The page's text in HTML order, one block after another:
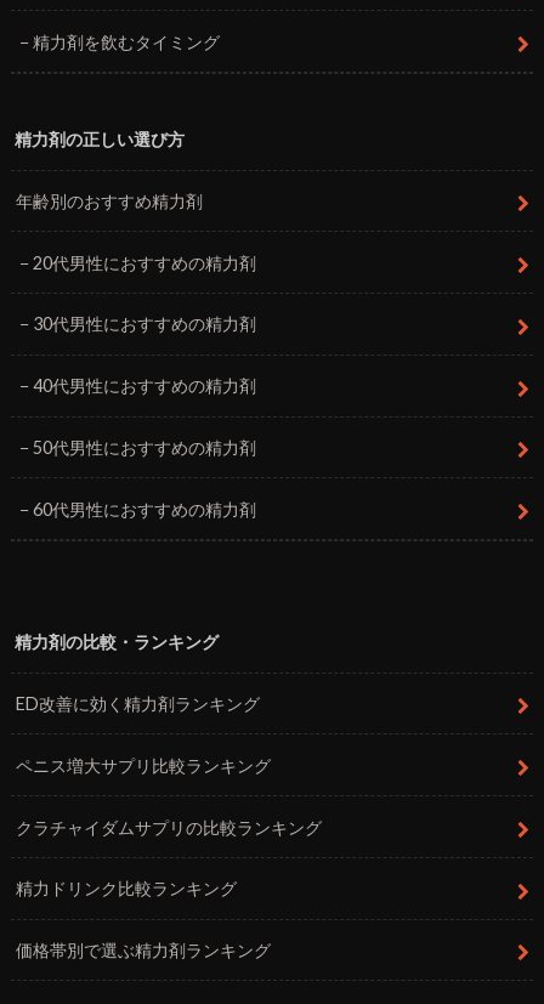
精力剤を飲むタイミング
精力剤の正しい選び方
年齢別のおすすめ精力剤
20代男性におすすめの精力剤
30代男性におすすめの精力剤
40代男性におすすめの精力剤
50代男性におすすめの精力剤
60代男性におすすめの精力剤
精力剤の比較・ランキング
ED改善に効く精力剤ランキング
ペニス増大サプリ比較ランキング
クラチャイダムサプリの比較ランキング
精力ドリンク比較ランキング
価格帯別で選ぶ精力剤ランキング